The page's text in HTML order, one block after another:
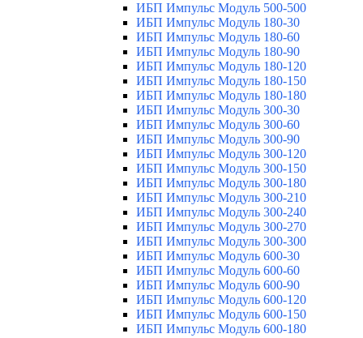
ИБП Импульс Модуль 500-500
ИБП Импульс Модуль 180-30
ИБП Импульс Модуль 180-60
ИБП Импульс Модуль 180-90
ИБП Импульс Модуль 180-120
ИБП Импульс Модуль 180-150
ИБП Импульс Модуль 180-180
ИБП Импульс Модуль 300-30
ИБП Импульс Модуль 300-60
ИБП Импульс Модуль 300-90
ИБП Импульс Модуль 300-120
ИБП Импульс Модуль 300-150
ИБП Импульс Модуль 300-180
ИБП Импульс Модуль 300-210
ИБП Импульс Модуль 300-240
ИБП Импульс Модуль 300-270
ИБП Импульс Модуль 300-300
ИБП Импульс Модуль 600-30
ИБП Импульс Модуль 600-60
ИБП Импульс Модуль 600-90
ИБП Импульс Модуль 600-120
ИБП Импульс Модуль 600-150
ИБП Импульс Модуль 600-180